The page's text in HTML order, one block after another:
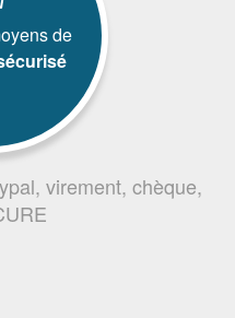
de
virement, chèque,